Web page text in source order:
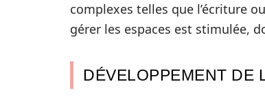
complexes telles que l’écriture
gérer les espaces est stimulée,
DÉVELOPPEMENT DE